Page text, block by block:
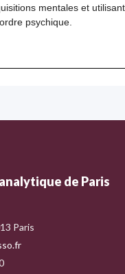
mentales et
psychique.
de Paris
Paris